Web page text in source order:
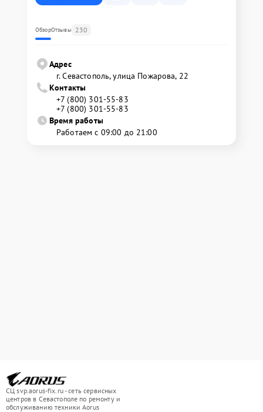
ОбзорОтзывы 230
Адрес
г. Севастополь, улица Пожарова, 22
Контакты
+7 (800) 301-55-83
+7 (800) 301-55-83
Время работы
Работаем с 09:00 до 21:00
СЦ svp.aorus-fix.ru - сеть сервисных
центров в Севастополе по ремонту и
обслуживанию техники Aorus